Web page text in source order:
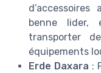
benne lider,
transporter
équipements
Erde Daxara :